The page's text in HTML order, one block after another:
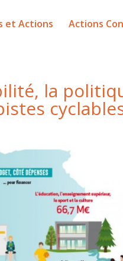
et Actions Actions
la